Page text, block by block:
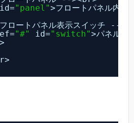
"panel">フロートパネル内
ートパネル表示スイッチ --
"#" id="switch">パネル